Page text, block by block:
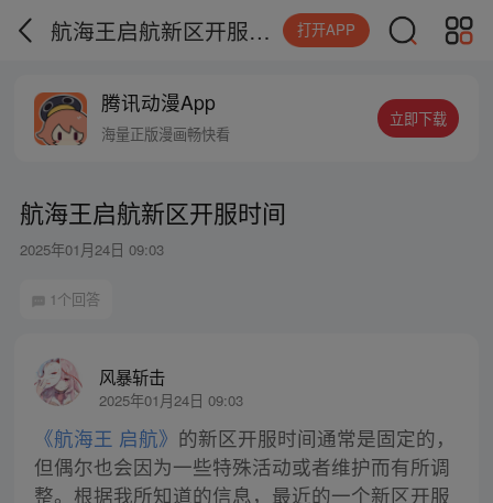
航海王启航新区开服时间 打开APP
腾讯动漫App
海量正版漫画畅快看
立即下载
航海王启航新区开服时间
2025年01月24日 09:03
1个回答
风暴斩击
2025年01月24日 09:03
《航海王 启航》 的新区开服时间通常是固定的，
但偶尔也会因为一些特殊活动或者维护而有所调
整。根据我所知道的信息，最近的一个新区开服